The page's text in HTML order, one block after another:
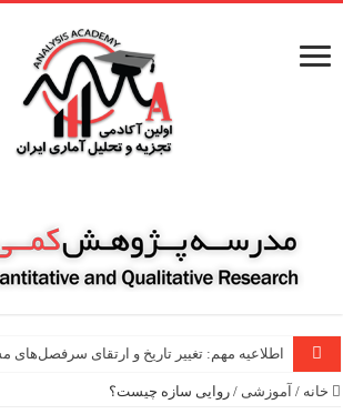
اطلاعیه مهم: تغییر تاریخ و ارتقای سرفصل‌های
خانه / آموزشی / روایی سازه چیست؟